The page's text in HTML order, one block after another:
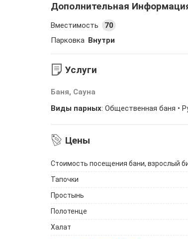
Дополнительная
Вместимость 70
Парковка Внутри
Услуги
Баня, Сауна
Виды парных: Общественная баня •
Цены
Стоимость посещения бани, взрослый
Тапочки
Простынь
Полотенце
Халат